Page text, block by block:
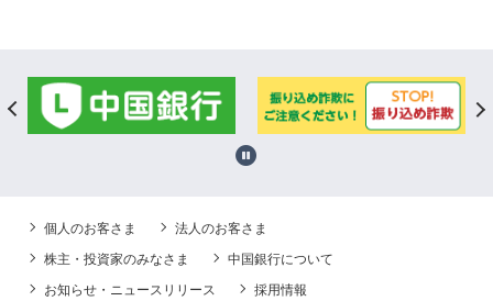
個人のお客さま
法人のお客さま
株主・投資家のみなさま
中国銀行について
お知らせ・ニュースリリース
採用情報